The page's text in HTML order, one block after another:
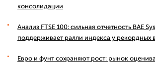
консолидации
Анализ FTSE 100: сильная отчетность BAE
поддерживает ралли индекса у рекордных
Евро и фунт сохраняют рост: рынок